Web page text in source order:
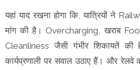
यहां याद रखना होगा कि, यात्रियों ने
मांग की है। Overcharging, खराब
Cleanliness जैसी गंभीर शिकायतें
कार्यप्रणाली पर सवाल उठाए हैं। और